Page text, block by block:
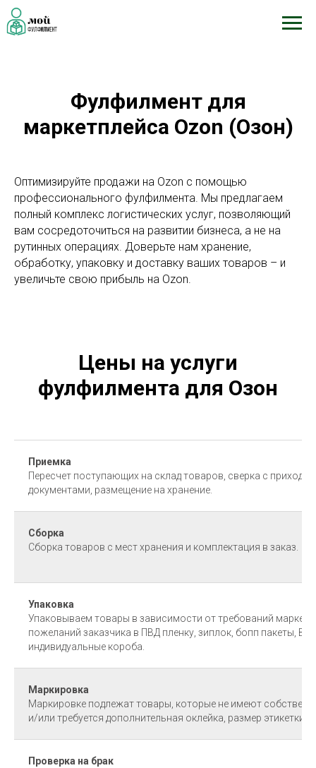
Фулфилмент для
маркетплейса Ozon (Озон)
Оптимизируйте продажи на Ozon с помощью
профессионального фулфилмента. Мы предлагаем
полный комплекс логистических услуг, позволяющий
вам сосредоточиться на развитии бизнеса, а не на
рутинных операциях. Доверьте нам хранение,
обработку, упаковку и доставку ваших товаров – и
увеличьте свою прибыль на Ozon.
Цены на услуги
фулфилмента для Озон
Приемка
Пересчет поступающих на склад товаров, сверка с
документами, размещение на хранение.
Сборка
Сборка товаров с мест хранения и комплектация в заказ.
Упаковка
Упаковываем товары в зависимости от требований
пожеланий заказчика в ПВД пленку, зиплок, бопп пакеты,
индивидуальные короба.
Маркировка
Маркировке подлежат товары, которые не имеют
и/или требуется дополнительная оклейка, размер этикетки
Проверка на брак